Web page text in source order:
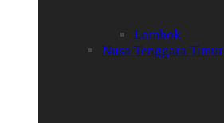
Lombok
Nusa Tenggara Timur